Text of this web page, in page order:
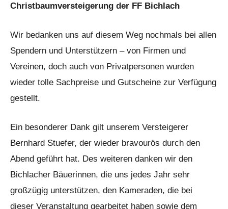
Christbaumversteigerung der FF Bichlach
Wir bedanken uns auf diesem Weg nochmals bei allen
Spendern und Unterstützern – von Firmen und
Vereinen, doch auch von Privatpersonen wurden
wieder tolle Sachpreise und Gutscheine zur Verfügung
gestellt.
Ein besonderer Dank gilt unserem Versteigerer
Bernhard Stuefer, der wieder bravourös durch den
Abend geführt hat. Des weiteren danken wir den
Bichlacher Bäuerinnen, die uns jedes Jahr sehr
großzügig unterstützen, den Kameraden, die bei
dieser Veranstaltung gearbeitet haben sowie dem